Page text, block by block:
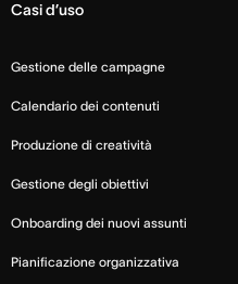
Casi d’uso
Gestione delle campagne
Calendario dei contenuti
Produzione di creatività
Gestione degli obiettivi
Onboarding dei nuovi assunti
Pianificazione organizzativa